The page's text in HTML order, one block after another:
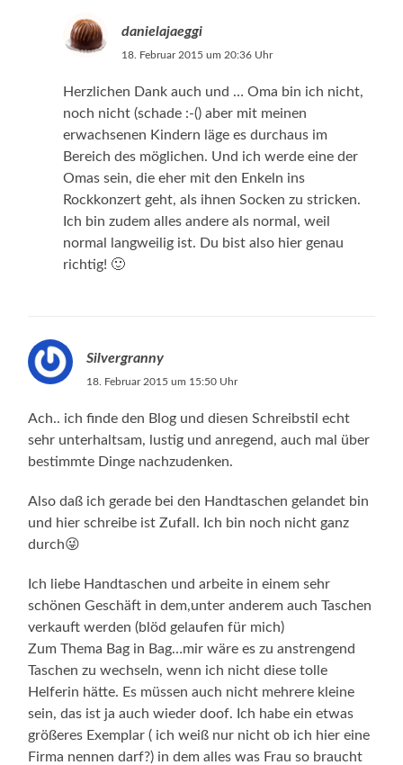
danielajaeggi
18. Februar 2015 um 20:36 Uhr
Herzlichen Dank auch und … Oma bin ich nicht,
noch nicht (schade :-() aber mit meinen
erwachsenen Kindern läge es durchaus im
Bereich des möglichen. Und ich werde eine der
Omas sein, die eher mit den Enkeln ins
Rockkonzert geht, als ihnen Socken zu stricken.
Ich bin zudem alles andere als normal, weil
normal langweilig ist. Du bist also hier genau
richtig! 🙂
Silvergranny
18. Februar 2015 um 15:50 Uhr
Ach.. ich finde den Blog und diesen Schreibstil echt
sehr unterhaltsam, lustig und anregend, auch mal über
bestimmte Dinge nachzudenken.
Also daß ich gerade bei den Handtaschen gelandet bin
und hier schreibe ist Zufall. Ich bin noch nicht ganz
durch😜
Ich liebe Handtaschen und arbeite in einem sehr
schönen Geschäft in dem,unter anderem auch Taschen
verkauft werden (blöd gelaufen für mich)
Zum Thema Bag in Bag…mir wäre es zu anstrengend
Taschen zu wechseln, wenn ich nicht diese tolle
Helferin hätte. Es müssen auch nicht mehrere kleine
sein, das ist ja auch wieder doof. Ich habe ein etwas
größeres Exemplar ( ich weiß nur nicht ob ich hier eine
Firma nennen darf?) in dem alles was Frau so braucht